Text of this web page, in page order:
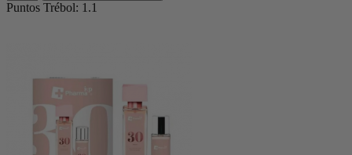
Puntos Trébol: 1.1